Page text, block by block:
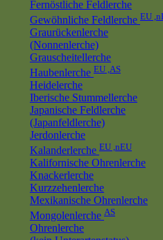
Fernöstliche Feldlerche
Gewöhnliche Feldlerche EU
Graurückenlerche
(Nonnenlerche)
Grauscheitellerche
Haubenlerche EU ,AS
Heidelerche
Iberische Stummellerche
Japanische Feldlerche
(Japanfeldlerche)
Jerdonlerche
Kalanderlerche EU ,nEU
Kalifornische Ohrenlerche
Knackerlerche
Kurzzehenlerche
Mexikanische Ohrenlerche
Mongolenlerche AS
Ohrenlerche